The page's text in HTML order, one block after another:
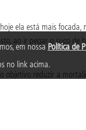
em nossaPolítica de
no link acima.
ela está mais focada,
ao ir pegar o suco de
objetivo reduzir a